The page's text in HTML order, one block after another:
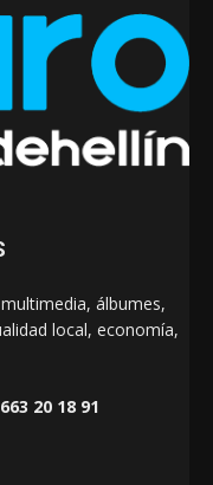
álbumes,
local, economía,
663 20 18 91